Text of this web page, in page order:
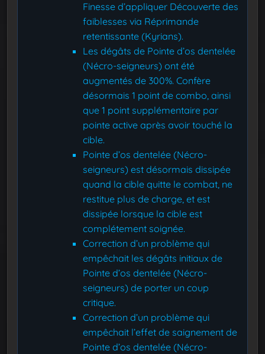
Finesse d’appliquer Découverte des
faiblesses via Réprimande
retentissante (Kyrians).
Les dégâts de Pointe d’os dentelée
(Nécro-seigneurs) ont été
augmentés de 300%. Confère
désormais 1 point de combo, ainsi
que 1 point supplémentaire par
pointe active après avoir touché la
cible.
Pointe d’os dentelée (Nécro-
seigneurs) est désormais dissipée
quand la cible quitte le combat, ne
restitue plus de charge, et est
dissipée lorsque la cible est
complétement soignée.
Correction d’un problème qui
empêchait les dégâts initiaux de
Pointe d’os dentelée (Nécro-
seigneurs) de porter un coup
critique.
Correction d’un problème qui
empêchait l’effet de saignement de
Pointe d’os dentelée (Nécro-